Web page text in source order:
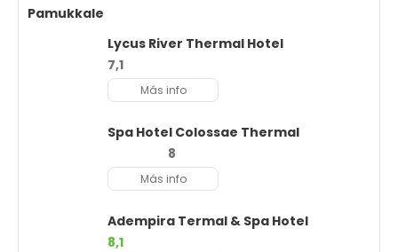
Pamukkale
Lycus River Thermal Hotel
7,1
Más info
Spa Hotel Colossae Thermal
8
Más info
Adempira Termal & Spa Hotel
8,1